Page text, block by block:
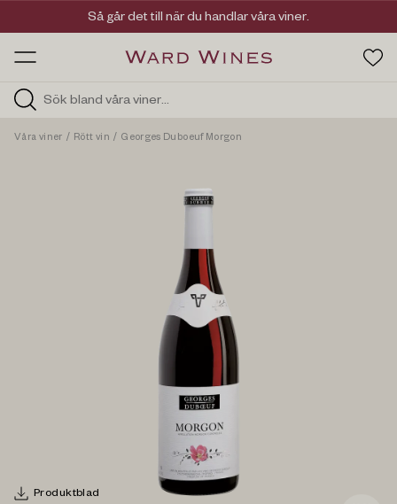
HOS
Viner med kvalitet, ursprung & personlighet
Så går det till när du handlar våra viner.
Våra viner / Rött vin / Georges Duboeuf Morgon
Produktblad